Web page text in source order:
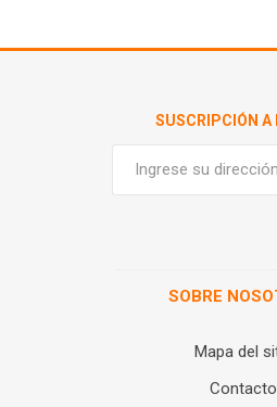
SUSCRIPCIÓN A
SOBRE
Mapa del
Contacto